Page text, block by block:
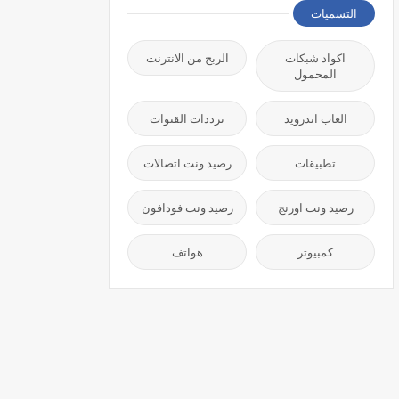
التسميات
اكواد شبكات
المحمول
الربح من الانترنت
العاب اندرويد ترددات القنوات
تطبيقات رصيد ونت اتصالات
رصيد ونت اورنج رصيد ونت فودافون
كمبيوتر هواتف